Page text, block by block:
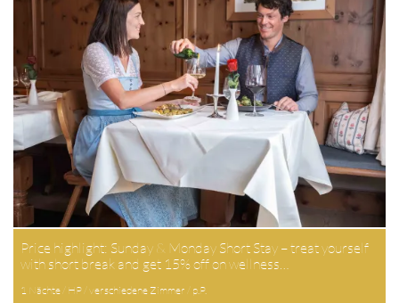
Price highlight: Sunday & Monday Short Stay – treat yourself
with short break and get 15% off on wellness…
1 Nächte / HP / verschiedene Zimmer / p.P.